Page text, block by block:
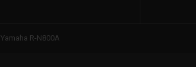
Yamaha R-N800A